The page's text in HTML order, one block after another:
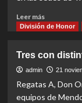
Leer másRead
more
se
vive
la
División
División de Honor
Tres con
admin 21
Regatas A, Don
equipos de